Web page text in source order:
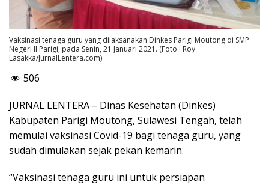
Vaksinasi tenaga guru yang dilaksanakan Dinkes Parigi Moutong di SMP
Negeri II Parigi, pada Senin, 21 Januari 2021. (Foto : Roy
Lasakka/JurnalLentera.com)
506
JURNAL LENTERA – Dinas Kesehatan (Dinkes)
Kabupaten Parigi Moutong, Sulawesi Tengah, telah
memulai vaksinasi Covid-19 bagi tenaga guru, yang
sudah dimulakan sejak pekan kemarin.
“Vaksinasi tenaga guru ini untuk persiapan